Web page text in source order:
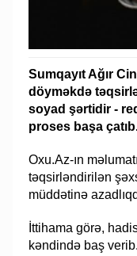
Sumqayıt Ağır
döyməkdə
soyad şərtidir -
proses başa
Oxu.Az-ın
təqsirləndirilən
müddətinə
İttihama görə,
kəndində baş